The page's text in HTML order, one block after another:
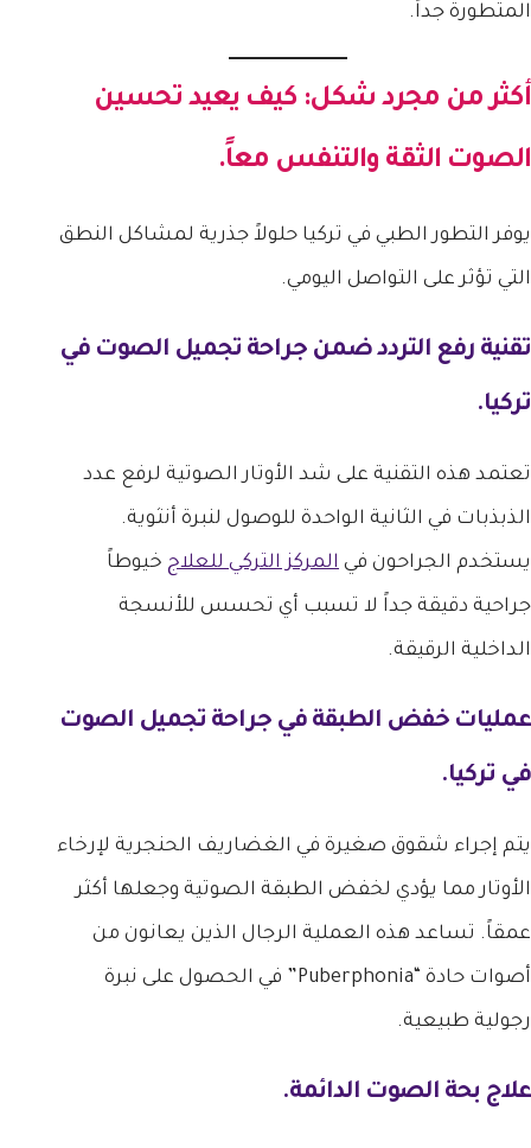
المتطورة جداً.
أكثر من مجرد شكل: كيف يعيد تحسين
الصوت الثقة والتنفس معاً.
يوفر التطور الطبي في تركيا حلولاً جذرية لمشاكل النطق
التي تؤثر على التواصل اليومي.
تقنية رفع التردد ضمن جراحة تجميل الصوت في
تركيا.
تعتمد هذه التقنية على شد الأوتار الصوتية لرفع عدد
الذبذبات في الثانية الواحدة للوصول لنبرة أنثوية.
يستخدم الجراحون في المركز التركي للعلاج خيوطاً
جراحية دقيقة جداً لا تسبب أي تحسس للأنسجة
الداخلية الرقيقة.
عمليات خفض الطبقة في جراحة تجميل الصوت
في تركيا.
يتم إجراء شقوق صغيرة في الغضاريف الحنجرية لإرخاء
الأوتار مما يؤدي لخفض الطبقة الصوتية وجعلها أكثر
عمقاً. تساعد هذه العملية الرجال الذين يعانون من
أصوات حادة “Puberphonia” في الحصول على نبرة
رجولية طبيعية.
علاج بحة الصوت الدائمة.